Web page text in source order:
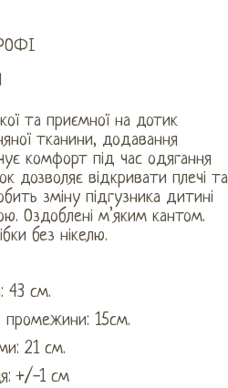
та приємної на дотик
тканини, додавання
комфорт під час одягання
дозволяє відкривати плечі та
зміну підгузника дитині
Оздоблені м’яким кантом.
без нікелю.
43 см.
промежини: 15см.
21 см.
+/-1 см